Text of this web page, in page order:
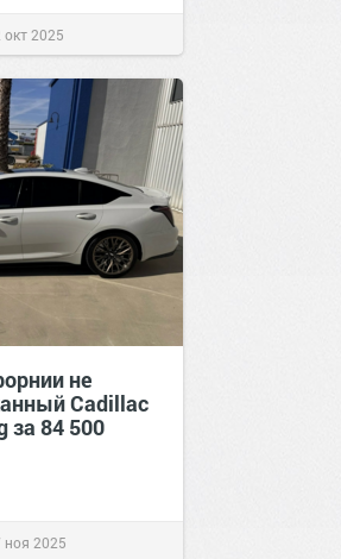
окт 2025
не
Cadillac
за 84 500
ноя 2025